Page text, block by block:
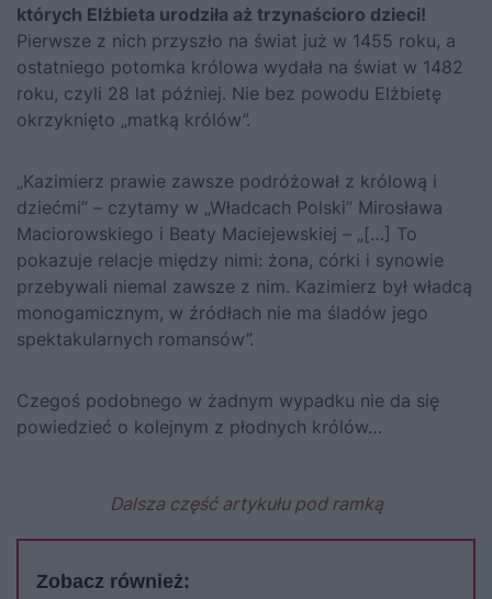
których Elżbieta urodziła aż trzynaścioro dzieci!
Pierwsze z nich przyszło na świat już w 1455 roku, a
ostatniego potomka królowa wydała na świat w 1482
roku, czyli 28 lat później. Nie bez powodu Elżbietę
okrzyknięto „matką królów”.
„Kazimierz prawie zawsze podróżował z królową i
dziećmi” – czytamy w „Władcach Polski” Mirosława
Maciorowskiego i Beaty Maciejewskiej – „[…] To
pokazuje relacje między nimi: żona, córki i synowie
przebywali niemal zawsze z nim. Kazimierz był władcą
monogamicznym, w źródłach nie ma śladów jego
spektakularnych romansów”.
Czegoś podobnego w żadnym wypadku nie da się
powiedzieć o kolejnym z płodnych królów…
Dalsza część artykułu pod ramką
Zobacz również: